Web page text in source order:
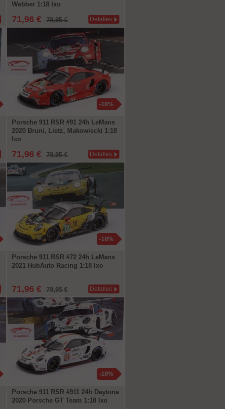
Webber 1:18 Ixo
71,96 € 79,95 € Detalles
-10%
Porsche 911 RSR #91 24h LeMans
2020 Bruni, Lietz, Makowiecki 1:18
Ixo
71,96 € 79,95 € Detalles
-10%
Porsche 911 RSR #72 24h LeMans
2021 HubAuto Racing 1:18 Ixo
71,96 € 79,95 € Detalles
-10%
Porsche 911 RSR #911 24h Daytona
2020 Porsche GT Team 1:18 Ixo